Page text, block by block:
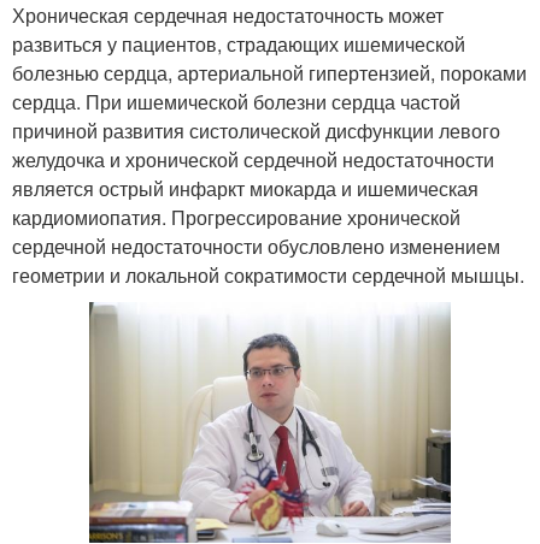
Хроническая сердечная недостаточность может
развиться у пациентов, страдающих ишемической
болезнью сердца, артериальной гипертензией, пороками
сердца. При ишемической болезни сердца частой
причиной развития систолической дисфункции левого
желудочка и хронической сердечной недостаточности
является острый инфаркт миокарда и ишемическая
кардиомиопатия. Прогрессирование хронической
сердечной недостаточности обусловлено изменением
геометрии и локальной сократимости сердечной мышцы.